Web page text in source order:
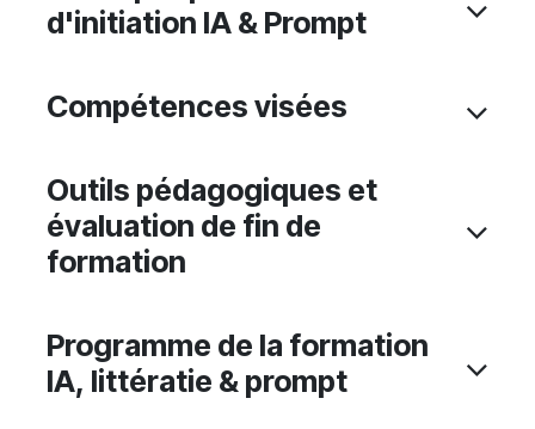
d'initiation IA & Prompt
Compétences visées
Outils pédagogiques et
évaluation de fin de
formation
Programme de la formation
IA, littératie & prompt